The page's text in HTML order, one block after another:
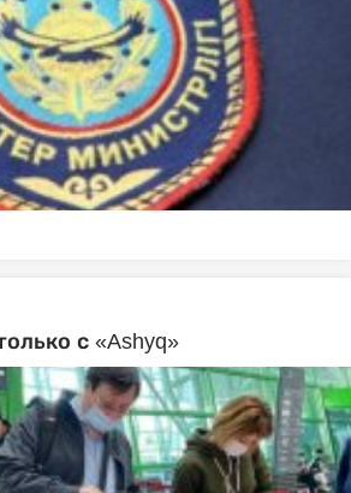
с «Ashyq»